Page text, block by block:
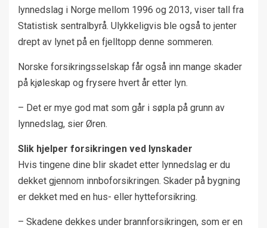
lynnedslag i Norge mellom 1996 og 2013, viser tall fra
Statistisk sentralbyrå. Ulykkeligvis ble også to jenter
drept av lynet på en fjelltopp denne sommeren.
Norske forsikringsselskap får også inn mange skader
på kjøleskap og frysere hvert år etter lyn.
– Det er mye god mat som går i søpla på grunn av
lynnedslag, sier Øren.
Slik hjelper forsikringen ved lynskader
Hvis tingene dine blir skadet etter lynnedslag er du
dekket gjennom innboforsikringen. Skader på bygning
er dekket med en hus- eller hytteforsikring.
– Skadene dekkes under brannforsikringen, som er en